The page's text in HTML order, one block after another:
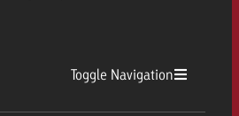
Toggle Navigation